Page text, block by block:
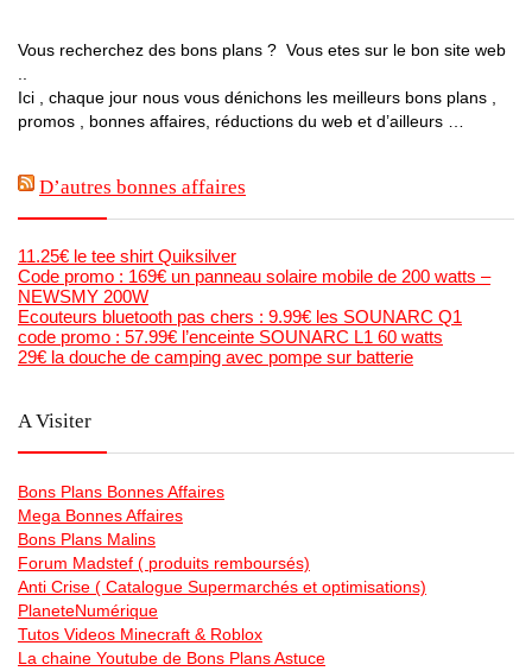
Vous recherchez des bons plans ? Vous etes sur le bon site web
..
Ici , chaque jour nous vous dénichons les meilleurs bons plans ,
promos , bonnes affaires, réductions du web et d’ailleurs …
D’autres bonnes affaires
11.25€ le tee shirt Quiksilver
Code promo : 169€ un panneau solaire mobile de 200 watts –
NEWSMY 200W
Ecouteurs bluetooth pas chers : 9.99€ les SOUNARC Q1
code promo : 57.99€ l’enceinte SOUNARC L1 60 watts
29€ la douche de camping avec pompe sur batterie
A Visiter
Bons Plans Bonnes Affaires
Mega Bonnes Affaires
Bons Plans Malins
Forum Madstef ( produits remboursés)
Anti Crise ( Catalogue Supermarchés et optimisations)
PlaneteNumérique
Tutos Videos Minecraft & Roblox
La chaine Youtube de Bons Plans Astuce